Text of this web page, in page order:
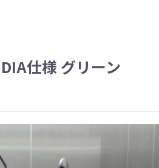
仕様 グリーン